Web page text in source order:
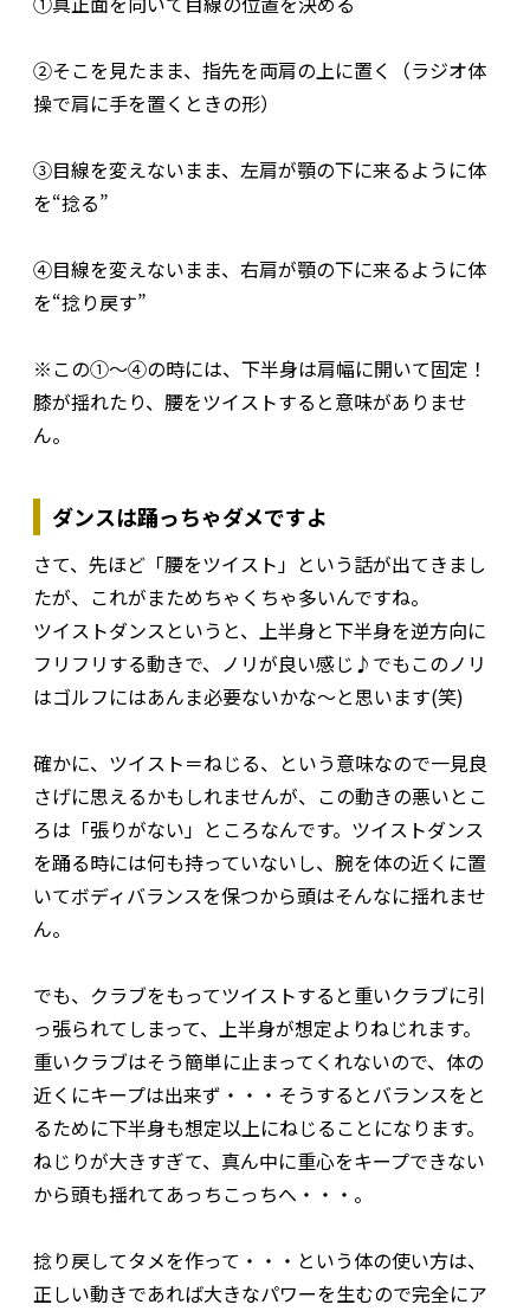
②そこを見たまま、指先を両肩の上に置く（ラジオ体
操で肩に手を置くときの形）
③目線を変えないまま、左肩が顎の下に来るように体
を“捻る”
④目線を変えないまま、右肩が顎の下に来るように体
を“捻り戻す”
※この①～④の時には、下半身は肩幅に開いて固定！
膝が揺れたり、腰をツイストすると意味がありませ
ん。
ダンスは踊っちゃダメですよ
さて、先ほど「腰をツイスト」という話が出てきまし
たが、これがまためちゃくちゃ多いんですね。
ツイストダンスというと、上半身と下半身を逆方向に
フリフリする動きで、ノリが良い感じ♪でもこのノリ
はゴルフにはあんま必要ないかな～と思います(笑)
確かに、ツイスト＝ねじる、という意味なので一見良
さげに思えるかもしれませんが、この動きの悪いとこ
ろは「張りがない」ところなんです。ツイストダンス
を踊る時には何も持っていないし、腕を体の近くに置
いてボディバランスを保つから頭はそんなに揺れませ
ん。
でも、クラブをもってツイストすると重いクラブに引
っ張られてしまって、上半身が想定よりねじれます。
重いクラブはそう簡単に止まってくれないので、体の
近くにキープは出来ず・・・そうするとバランスをと
るために下半身も想定以上にねじることになります。
ねじりが大きすぎて、真ん中に重心をキープできない
から頭も揺れてあっちこっちへ・・・。
捻り戻してタメを作って・・・という体の使い方は、
正しい動きであれば大きなパワーを生むので完全にア